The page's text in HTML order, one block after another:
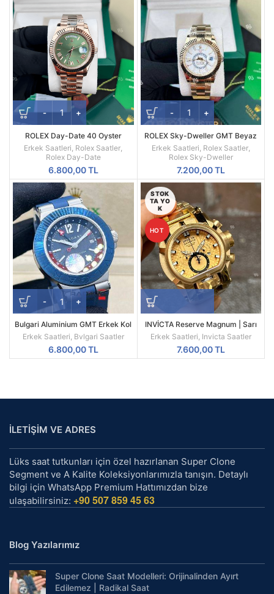
ROLEX Day-Date 40 Oyster
Everose Gold Ref M228235-0025
Erkek Saatleri Rolex Saatler
Rolex Day-Date
6.800,00TL
ROLEX Sky-Dweller GMT Beyaz
Kadran Sarı Kasa Erkek Saati
Erkek Saatleri Rolex Saatler,
Rolex Sky-Dweller
7.200,00TL
Bulgari Aluminium GMT Erkek Kol
Saati
Erkek Saatleri, Bvlgari Saatler
6.800,00TL
STOK
TA YO
K
HOT
INVİCTA Reserve Magnum | Sarı
Kasa | Sarı Kadran | 52MM |
Quartz | Radikal Saat
Erkek Saatleri, Invicta Saatler
7.600,00TL
İLETİŞİM VE ADRES
Lüks saat tutkunları için özel hazırlanan Super Clone
Segment ve A Kalite Koleksiyonlarımızla tanışın. Detaylı
bilgi için WhatsApp Premium Hattımızdan bize
ulaşabilirsiniz: +90 507 859 45 63
Blog Yazılarımız
Super Clone Saat Modelleri: Orijinalinden Ayırt
Edilemez | Radikal Saat